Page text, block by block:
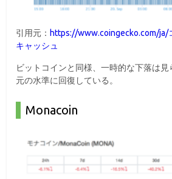
引用元： https://www.coingecko.com/ja/
キャッシュ
ビットコインと同様、一時的な下落は
元の水準に回復している。
Monacoin